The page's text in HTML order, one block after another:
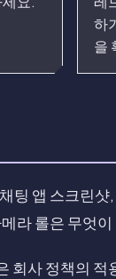
하
을
팅 앱 스크린
라 롤은 무엇
회사 정책의